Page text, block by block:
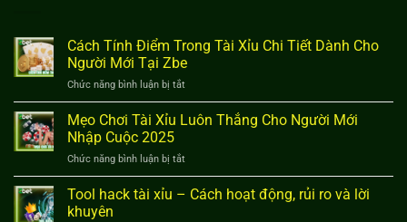
Cách Tính Điểm Trong Tài Xỉu Chi Tiết Dành Cho
Người Mới Tại Zbe
Chức năng bình luận bị tắt
Cách
Tính
Xỉu
Chi
Mẹo Chơi Tài Xỉu Luôn Thắng Cho Người Mới
Nhập Cuộc 2025
Chức năng bình luận bị tắt
Mẹo
Chơi
Tool hack tài xỉu – Cách hoạt động, rủi ro và lời
khuyên